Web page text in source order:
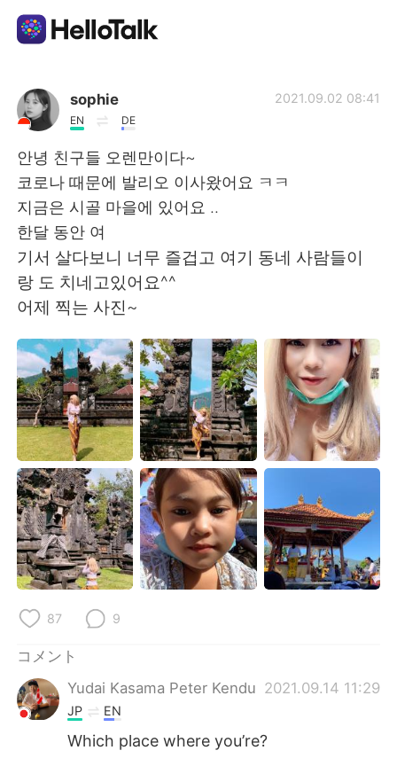
語学交換アプリ
AI Grammar Checker
日本語
English 简体中文
繁體中文
العربية Français
Deutsch 한국어
Русский ไทย
Indonesia Italiano
Türkçe Tiếng Việt
Português
sophie
EN DE
2021.09.02 08:41
안녕 친구들 오렌만이다~
코로나 때문에 발리오 이사왔어요 ㅋㅋ
지금은 시골 마을에 있어요 ..
한달 동안 여
기서 살다보니 너무 즐겁고 여기 동네 사람들이
랑 도 치네고있어요^^
어제 찍는 사진~
87 9
コメント
Yudai Kasama Peter Kendu 2021.09.14 11:29
JP EN
Which place where you’re?